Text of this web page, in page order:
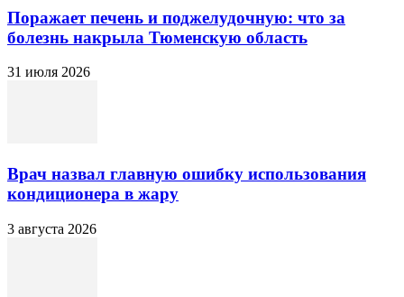
Поражает печень и поджелудочную: что за
болезнь накрыла Тюменскую область
31 июля 2026
Врач назвал главную ошибку использования
кондиционера в жару
3 августа 2026